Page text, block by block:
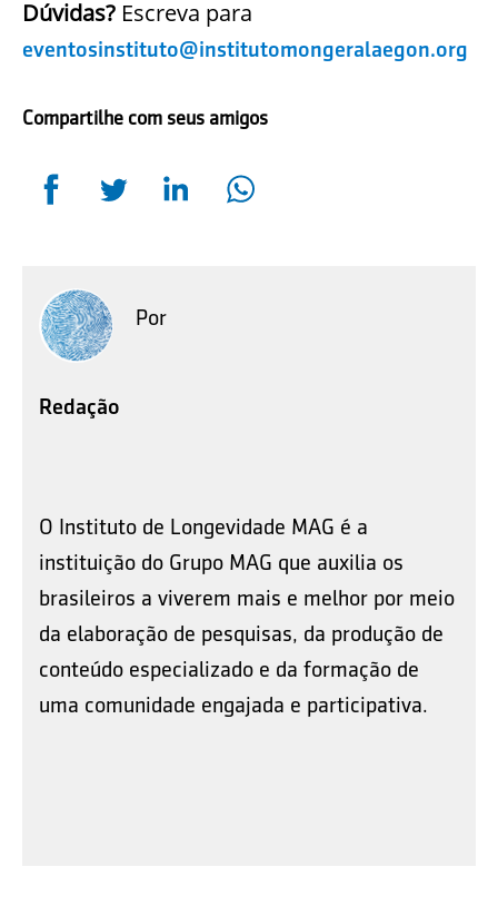
Dúvidas? Escreva para
eventosinstituto@institutomongeralaegon.org
Compartilhe com seus amigos
Por
Redação
O Instituto de Longevidade MAG é a
instituição do Grupo MAG que auxilia os
brasileiros a viverem mais e melhor por meio
da elaboração de pesquisas, da produção de
conteúdo especializado e da formação de
uma comunidade engajada e participativa.